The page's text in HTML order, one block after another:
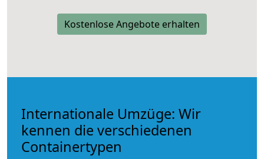
Kostenlose Angebote erhalten
Internationale Umzüge: Wir
kennen die verschiedenen
Containertypen